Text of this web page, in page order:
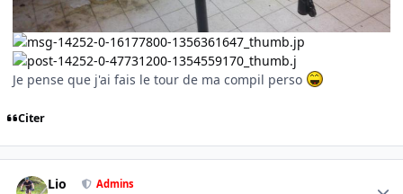
Je pense que j'ai fais le tour de ma compil perso
Citer
Lio Admins